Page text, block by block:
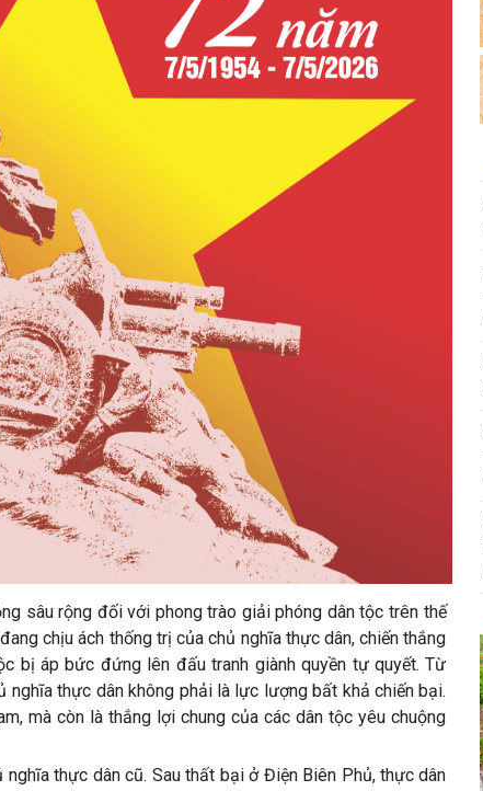
sâu rộng đối với phong trào giải phóng dân tộc trên thế
chịu ách thống trị của chủ nghĩa thực dân, chiến thắng
bị áp bức đứng lên đấu tranh giành quyền tự quyết. Từ
thực dân không phải là lực lượng bất khả chiến bại.
mà còn là thắng lợi chung của các dân tộc yêu chuộng
thực dân cũ. Sau thất bại ở Điện Biên Phủ, thực dân